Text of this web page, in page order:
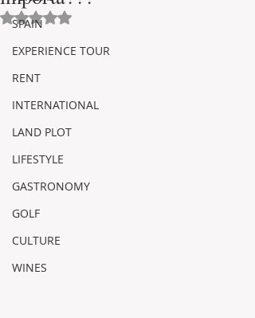
SPAIN
EXPERIENCE TOUR
RENT
INTERNATIONAL
LAND PLOT
LIFESTYLE
GASTRONOMY
GOLF
CULTURE
WINES
Avaliado com NaN de 5 estrelas.